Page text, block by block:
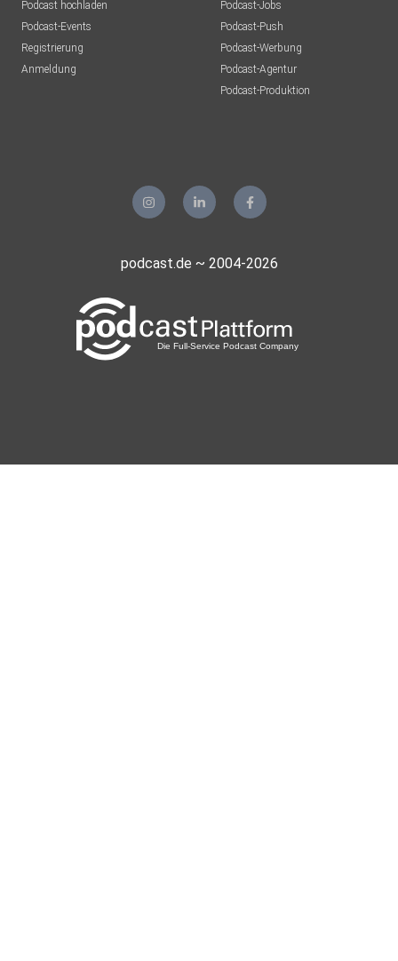
Podcast hochladen
Podcast-Events
Registrierung
Anmeldung
Podcast-Jobs
Podcast-Push
Podcast-Werbung
Podcast-Agentur
Podcast-Produktion
podcast.de ~ 2004-2026